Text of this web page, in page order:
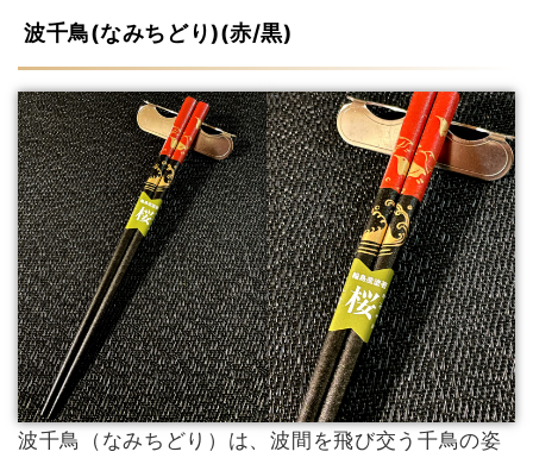
波千鳥(なみちどり)(赤/黒)
波千鳥（なみちどり）は、波間を飛び交う千鳥の姿